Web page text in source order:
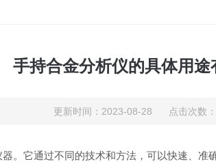
手持合金分析仪的具体用途
更新时间：2023-08-28 点击次数：
它通过不同的技术和方法，可以快速、准